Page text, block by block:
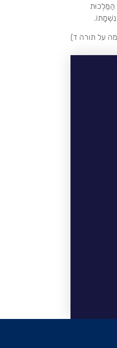
הַמַּלְכוּת
על תורה ד)